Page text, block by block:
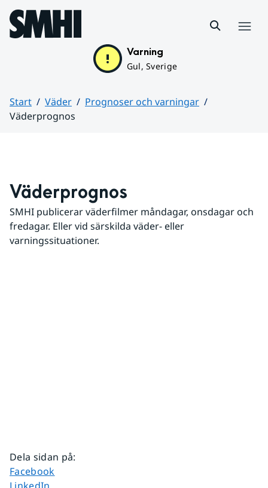
Hoppa till sidans innehåll
Varning
Gul, Sverige
Start Väder
Prognoser och varningar
Väderprognos
Väderprognos
SMHI publicerar väderfilmer måndagar, onsdagar och
fredagar. Eller vid särskilda väder- eller
varningssituationer.
Dela sidan på:
Dela sidan på
Facebook
Dela sidan på